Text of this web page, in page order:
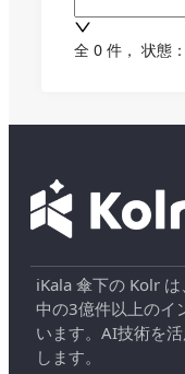
全 0 件 ， 状態：
iKala 傘下の Kolr
中の3億件以上のイ
います。AI技術を
します。